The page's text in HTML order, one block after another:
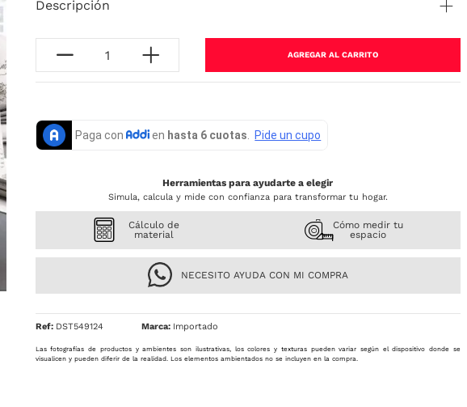
Descripción
AGREGAR AL CARRITO
Herramientas para ayudarte a elegir
Simula, calcula y mide con confianza para transformar tu hogar.
Cálculo de
material
Cómo medir tu
espacio
NECESITO AYUDA CON MI COMPRA
Ref: DST549124 Importado
Las fotografías de productos y ambientes son ilustrativas, los colores y texturas pueden variar según el dispositivo donde se
visualicen y pueden diferir de la realidad. Los elementos ambientados no se incluyen en la compra.